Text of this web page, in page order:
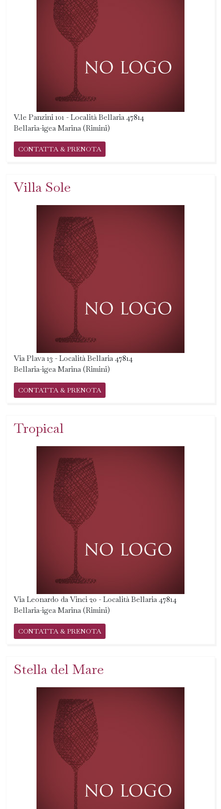
V.le Panzini 101 - Località Bellaria 47814
Bellaria-igea Marina (Rimini)
CONTATTA & PRENOTA
Villa Sole
Via Plava 13 - Località Bellaria 47814
Bellaria-igea Marina (Rimini)
CONTATTA & PRENOTA
Tropical
Via Leonardo da Vinci 20 - Località Bellaria 47814
Bellaria-igea Marina (Rimini)
CONTATTA & PRENOTA
Stella del Mare